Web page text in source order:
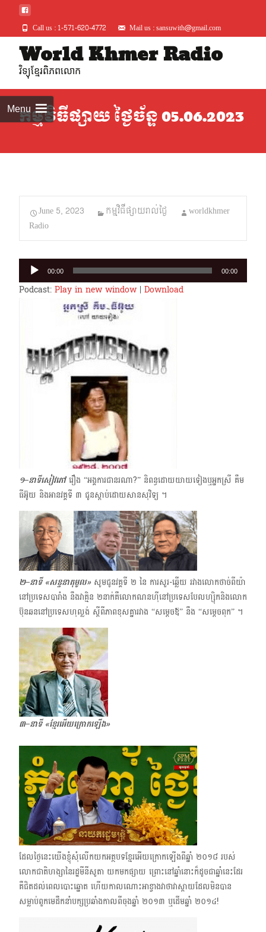
Call us : 1-571-620-4772 Mail us : sansuwith@gmail.com
World Khmer Radio
វិទ្យុខ្មែរពិភពលោក
Menuកម្មវិធីផ្សាយ ថ្ងៃច័ន្ទ 05.06.2023
June 5, 2023 កម្មវិធីផ្សាយរាល់ថ្ងៃ
worldkhmer
Radio
Audio
Player
00:00 00:00
Podcast: Play in new window| Download
១–នាទីសៀវភៅរឿង “អង្គការជានរណា?” និពន្ធដោយយាយទៀង​ឬអ្នកស្រី គឹម
ធីអ៊ូយ ​និងអានវគ្គទី ៣ ជូនស្ដាប់ដោយសានសុវិទ្យ​ ។
២–នាទី «សន្ទនាតុមូល» សូមជូន​វគ្គទី ២ ​នៃ ការសួរ-ឆ្លើយ រវាង​លោកថាច់ពីយ៉ា
នៅប្រទេសបារាំង នឹងវាគ្មិន ​២​នាក់គឺលោក​ណនហ៊ីនៅប្រទេស​បែលហ្ស៊ិកនិងលោក​
ប៊ុនឆន​នៅប្រទេសហុល្លង់ ស្ដីពីភាពខុសគ្នារវាង​ “សម្ដេចឪ” ​នឹង “សម្ដេចពុក” ។
៣–នាទី «ខ្មែរអើយក្រោកឡើង»
ដែលថ្ងៃនេះយើងខ្ញុំសុំលើកយកអត្ថបទខ្មែរ​អើយក្រោកឡើងពីឆ្នាំ ២០១៨ របស់
លោកជាតិហង្សានៃរដ្ឋមីនីសូតា យកមកផ្សាយ ព្រោះនៅឆ្នាំនោះ​ក៏ដូចជាឆ្នាំនេះដែរ ​
គឺជិតដល់ពេលបោះឆ្នោត ហើយកាលណោះអាខ្វាងវាថាវាស្ដាយដែលមិនបាន
សម្លាប់ពួកមេដឹកនាំបក្សប្រឆាំងកាលពីចុងឆ្នាំ ២០១៣​ ឬ​ដើមឆ្នាំ​ ២០១៤!